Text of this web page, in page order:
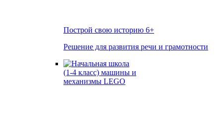
Построй свою историю 6+
Решение для развития речи и грамотности